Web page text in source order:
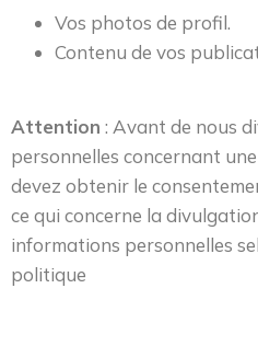
Vos photos de profil.
Contenu de vos
Attention : Avant de nous
personnelles concernant
devez obtenir le
ce qui concerne la
informations personnelles
politique